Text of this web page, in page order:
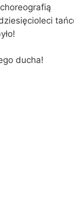
ducha!